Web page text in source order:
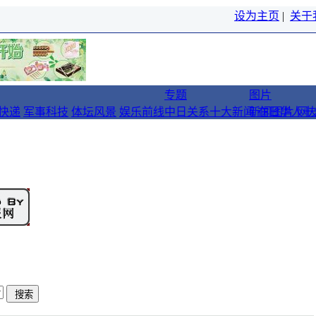
设为主页 | 关于
递 军事科技 体坛风景 娱乐前线
专题
中日关系十大新闻 在日华人
图片
新闻图片 网